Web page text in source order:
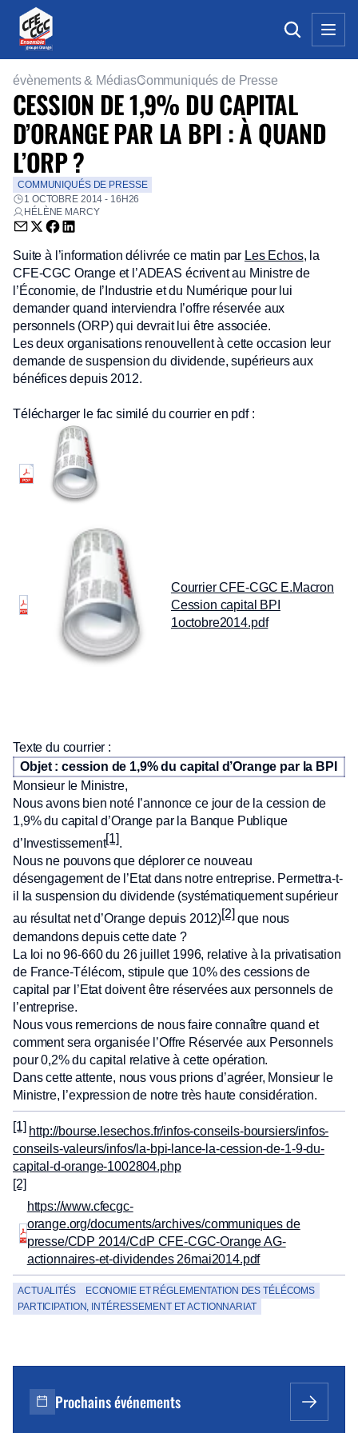
évènements & MédiasCommuniqués de Presse
CESSION DE 1,9% DU CAPITAL
D’ORANGE PAR LA BPI : À QUAND
L’ORP ?
COMMUNIQUÉS DE PRESSE
1 OCTOBRE 2014 - 16H26
HÉLÈNE MARCY
Envoyer par email (nouvelle fenêtre)
Partager sur Twitter (nouvelle fenêtre)
Partager sur Facebook (nouvelle fenêtre)
Partager sur LinkedIn (nouvelle fenêtre)
Suite à l’information délivrée ce matin par Les Echos, la
CFE-CGC Orange et l’ADEAS écrivent au Ministre de
l’Économie, de l’Industrie et du Numérique pour lui
demander quand interviendra l’offre réservée aux
personnels (ORP) qui devrait lui être associée.
Les deux organisations renouvellent à cette occasion leur
demande de suspension du dividende, supérieurs aux
bénéfices depuis 2012.
Télécharger le fac similé du courrier en pdf :
Courrier CFE-CGC E.Macron
Cession capital BPI
1octobre2014.pdf
Texte du courrier :
Objet : cession de 1,9% du capital d’Orange par la BPI
Monsieur le Ministre,
Nous avons bien noté l’annonce ce jour de la cession de
1,9% du capital d’Orange par la Banque Publique
d’Investissement[1].
Nous ne pouvons que déplorer ce nouveau
désengagement de l’Etat dans notre entreprise. Permettra-t-
il la suspension du dividende (systématiquement supérieur
au résultat net d’Orange depuis 2012) [2] que nous
demandons depuis cette date ?
La loi no 96-660 du 26 juillet 1996, relative à la privatisation
de France-Télécom, stipule que 10% des cessions de
capital par l’Etat doivent être réservées aux personnels de
l’entreprise.
Nous vous remercions de nous faire connaître quand et
comment sera organisée l’Offre Réservée aux Personnels
pour 0,2% du capital relative à cette opération.
Dans cette attente, nous vous prions d’agréer, Monsieur le
Ministre, l’expression de notre très haute considération.
[1] http://bourse.lesechos.fr/infos-conseils-boursiers/infos-
conseils-valeurs/infos/la-bpi-lance-la-cession-de-1-9-du-
capital-d-orange-1002804.php
[2]
https://www.cfecgc-
orange.org/documents/archives/communiques de
presse/CDP 2014/CdP CFE-CGC-Orange AG-
actionnaires-et-dividendes 26mai2014.pdf
ACTUALITÉS
ECONOMIE ET RÉGLEMENTATION DES TÉLÉCOMS
PARTICIPATION, INTÉRESSEMENT ET ACTIONNARIAT
Prochains événements